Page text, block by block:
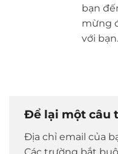
bạn
mừng
với bạn.
Để lại một câu
Địa chỉ email của
Các trường bắt